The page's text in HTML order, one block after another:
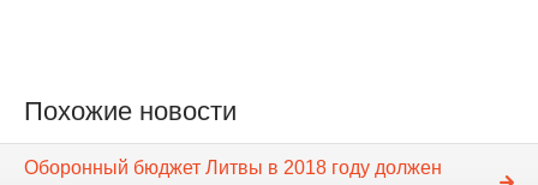
Похожие новости
Оборонный бюджет Литвы в 2018 году должен